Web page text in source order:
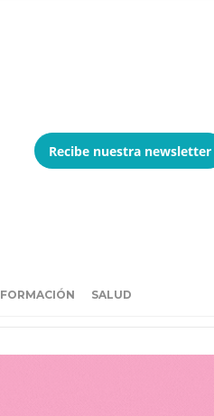
Recibe nuestra newsletter
FORMACIÓN SALUD